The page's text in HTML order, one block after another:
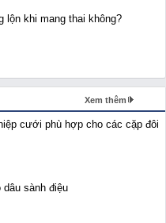
lộn khi mang thai không?
Xem thêm
cưới phù hợp cho các cặp đôi
sành điệu